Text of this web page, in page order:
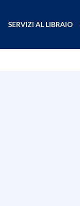
SERVIZI AL LIBRAIO